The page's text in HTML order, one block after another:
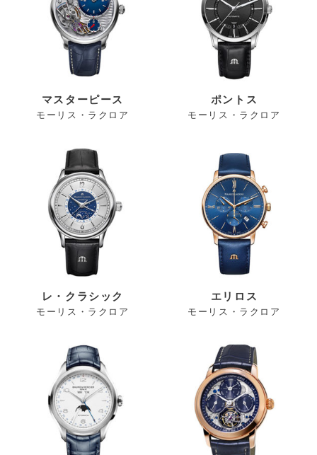
マスターピース
モーリス・ラクロア
ポントス
モーリス・ラクロア
レ・クラシック
モーリス・ラクロア
エリロス
モーリス・ラクロア